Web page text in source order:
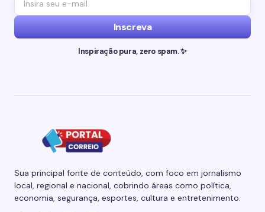
Inscreva
Inspiração pura, zero spam. ✨
Sua principal fonte de conteúdo, com foco em jornalismo
local, regional e nacional, cobrindo áreas como política,
economia, segurança, esportes, cultura e entretenimento.